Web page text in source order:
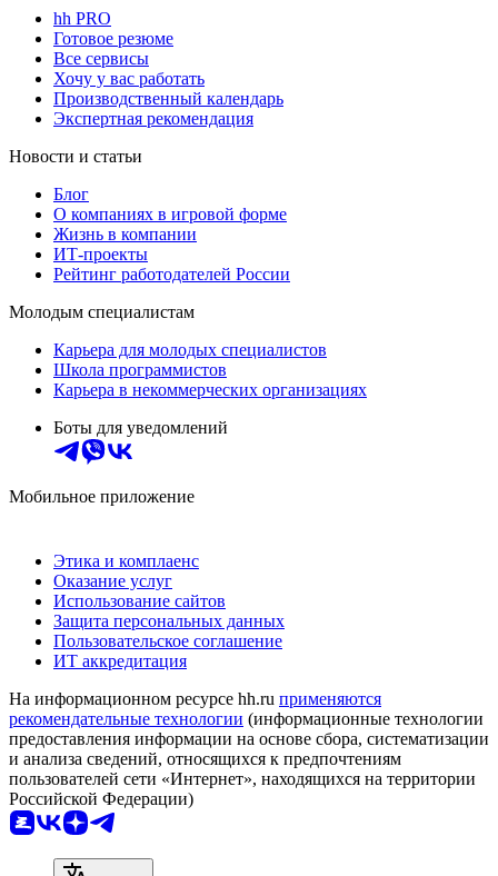
hh PRO
Готовое резюме
Все сервисы
Хочу у вас работать
Производственный календарь
Экспертная рекомендация
Новости и статьи
Блог
О компаниях в игровой форме
Жизнь в компании
ИТ-проекты
Рейтинг работодателей России
Молодым специалистам
Карьера для молодых специалистов
Школа программистов
Карьера в некоммерческих организациях
Боты для уведомлений
Мобильное приложение
Этика и комплаенс
Оказание услуг
Использование сайтов
Защита персональных данных
Пользовательское соглашение
ИТ аккредитация
На информационном ресурсе hh.ru применяются
рекомендательные технологии (информационные технологии
предоставления информации на основе сбора, систематизации
и анализа сведений, относящихся к предпочтениям
пользователей сети «Интернет», находящихся на территории
Российской Федерации)